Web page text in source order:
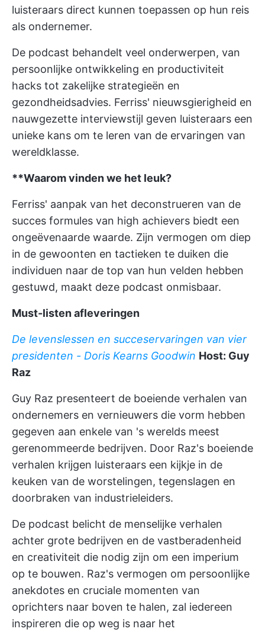
luisteraars direct kunnen toepassen op hun reis
als ondernemer.
De podcast behandelt veel onderwerpen, van
persoonlijke ontwikkeling en productiviteit
hacks tot zakelijke strategieën en
gezondheidsadvies. Ferriss' nieuwsgierigheid en
nauwgezette interviewstijl geven luisteraars een
unieke kans om te leren van de ervaringen van
wereldklasse.
**Waarom vinden we het leuk?
Ferriss' aanpak van het deconstrueren van de
succes formules van high achievers biedt een
ongeëvenaarde waarde. Zijn vermogen om diep
in de gewoonten en tactieken te duiken die
individuen naar de top van hun velden hebben
gestuwd, maakt deze podcast onmisbaar.
Must-listen afleveringen
De levenslessen en succeservaringen van vier
presidenten - Doris Kearns Goodwin Host: Guy
Raz
Guy Raz presenteert de boeiende verhalen van
ondernemers en vernieuwers die vorm hebben
gegeven aan enkele van 's werelds meest
gerenommeerde bedrijven. Door Raz's boeiende
verhalen krijgen luisteraars een kijkje in de
keuken van de worstelingen, tegenslagen en
doorbraken van industrieleiders.
De podcast belicht de menselijke verhalen
achter grote bedrijven en de vastberadenheid
en creativiteit die nodig zijn om een imperium
op te bouwen. Raz's vermogen om persoonlijke
anekdotes en cruciale momenten van
oprichters naar boven te halen, zal iedereen
inspireren die op weg is naar het